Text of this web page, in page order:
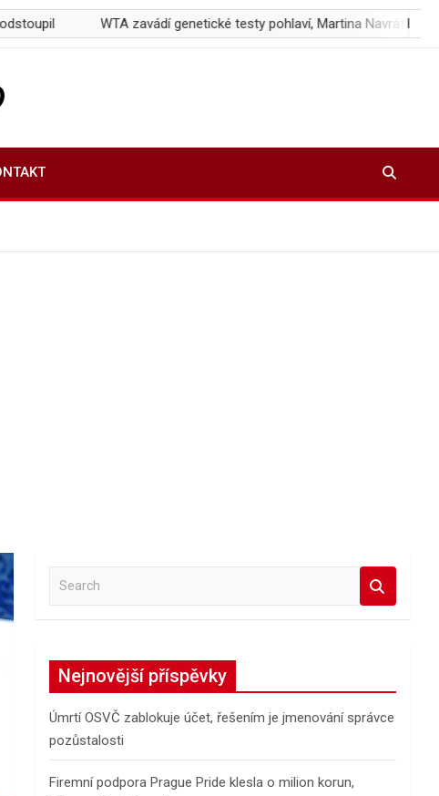
WTA zavádí genetické testy pohlaví, Martina Navrátilová hájí
a
h
Nejnovější příspěvky
Úmrtí OSVČ zablokuje účet, řešením je jmenování správce
pozůstalosti
Firemní podpora Prague Pride klesla o milion korun,